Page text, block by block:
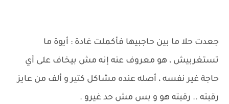
جعدت حلا ما بين حاجبيها فأكملت غادة : أيوة ما
تستغربيش ، هو معروف عنه إنه مش بيخاف على أي
حاجة غير نفسه ، أصله عنده مشاكل كتير و ألف من عايز
رقبته .. رقبته هو و بس مش حد غيرو .